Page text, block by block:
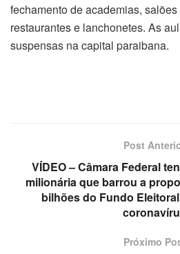
fechamento de academias,
restaurantes e lanchonetes. As
suspensas na capital paraibana.
Post
VÍDEO – Câmara Federal
milionária que barrou a
bilhões do Fundo
Próximo